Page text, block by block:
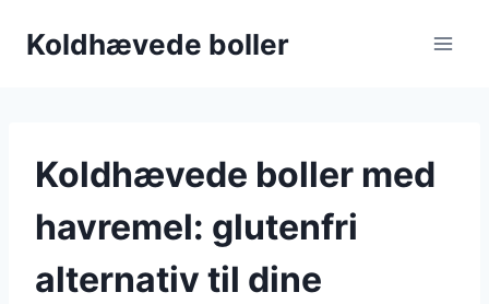
Koldhævede boller
Koldhævede boller med
havremel: glutenfri
alternativ til dine